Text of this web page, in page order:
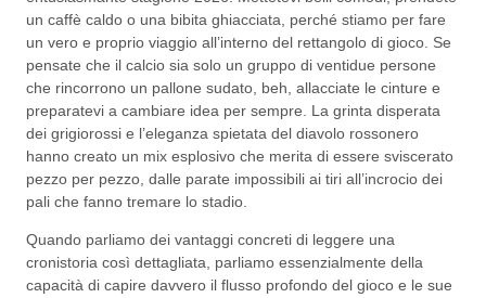
un caffè caldo o una bibita ghiacciata, perché stiamo per fare
un vero e proprio viaggio all’interno del rettangolo di gioco. Se
pensate che il calcio sia solo un gruppo di ventidue persone
che rincorrono un pallone sudato, beh, allacciate le cinture e
preparatevi a cambiare idea per sempre. La grinta disperata
dei grigiorossi e l’eleganza spietata del diavolo rossonero
hanno creato un mix esplosivo che merita di essere sviscerato
pezzo per pezzo, dalle parate impossibili ai tiri all’incrocio dei
pali che fanno tremare lo stadio.
Quando parliamo dei vantaggi concreti di leggere una
cronistoria così dettagliata, parliamo essenzialmente della
capacità di capire davvero il flusso profondo del gioco e le sue